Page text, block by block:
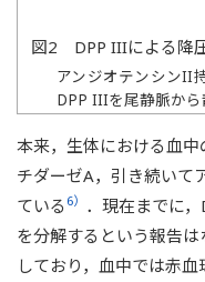
図2 DPP IIIによる降
アンジオテンシンII
DPP IIIを尾静脈か
p＜0.01 vs静注前，†
本来，生体における血
チダーゼA，引き続いて
ている 6） ．現在までに
を分解するという報告
しており，血中では赤